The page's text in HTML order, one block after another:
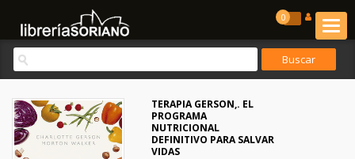
0
TERAPIA GERSON,. EL
PROGRAMA
NUTRICIONAL
DEFINITIVO PARA SALVAR
VIDAS